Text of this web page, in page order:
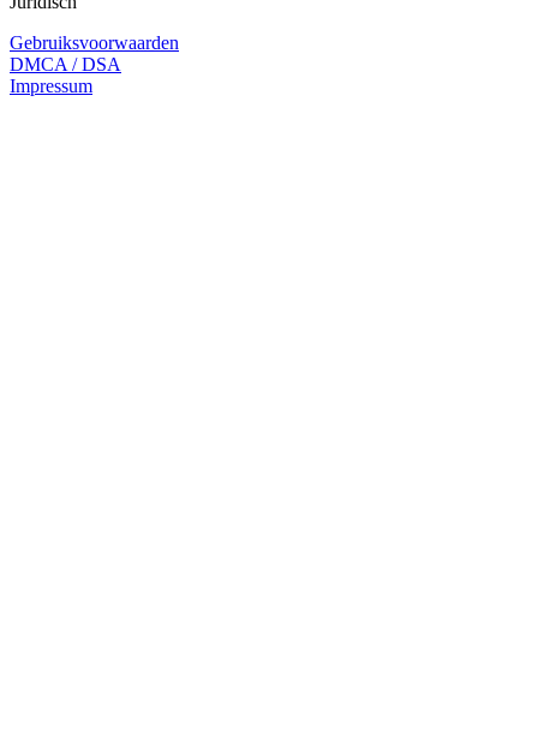
Gebruiksvoorwaarden
DMCA / DSA
Impressum